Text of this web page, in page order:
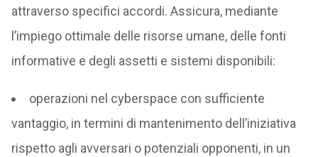
attraverso specifici accordi. Assicura, mediante
l’impiego ottimale delle risorse umane, delle fonti
informative e degli assetti e sistemi disponibili:
operazioni nel cyberspace con sufficiente
vantaggio, in termini di mantenimento dell’iniziativa
rispetto agli avversari o potenziali opponenti, in un